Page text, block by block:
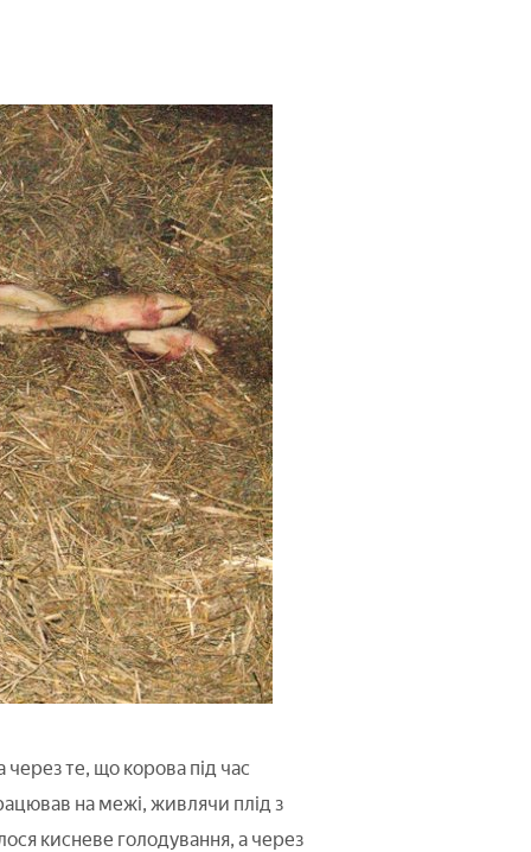
те, що корова під час
на межі, живлячи плід з
кисневе голодування, а через